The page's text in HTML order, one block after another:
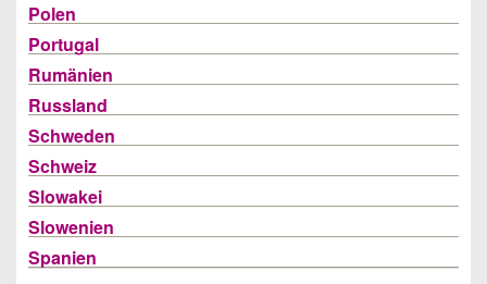
Polen
Portugal
Rumänien
Russland
Schweden
Schweiz
Slowakei
Slowenien
Spanien